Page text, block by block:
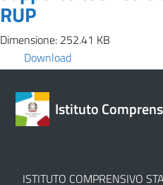
RUP
Dimensione: 252.41 KB
Download
Istituto
ISTITUTO COMPRENSIVO